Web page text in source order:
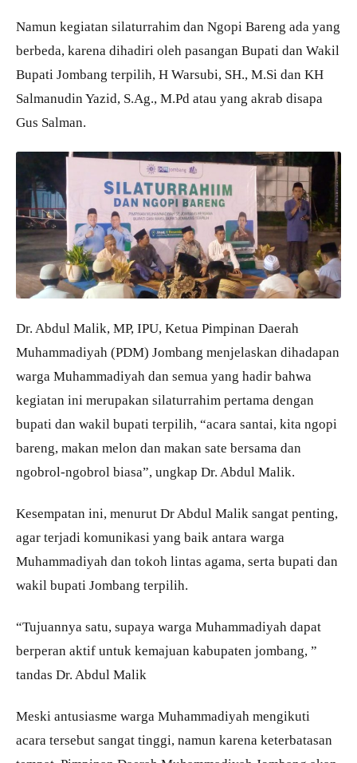
Namun kegiatan silaturrahim dan Ngopi Bareng ada yang
berbeda, karena dihadiri oleh pasangan Bupati dan Wakil
Bupati Jombang terpilih, H Warsubi, SH., M.Si dan KH
Salmanudin Yazid, S.Ag., M.Pd atau yang akrab disapa
Gus Salman.
Dr. Abdul Malik, MP, IPU, Ketua Pimpinan Daerah
Muhammadiyah (PDM) Jombang menjelaskan dihadapan
warga Muhammadiyah dan semua yang hadir bahwa
kegiatan ini merupakan silaturrahim pertama dengan
bupati dan wakil bupati terpilih, “acara santai, kita ngopi
bareng, makan melon dan makan sate bersama dan
ngobrol-ngobrol biasa”, ungkap Dr. Abdul Malik.
Kesempatan ini, menurut Dr Abdul Malik sangat penting,
agar terjadi komunikasi yang baik antara warga
Muhammadiyah dan tokoh lintas agama, serta bupati dan
wakil bupati Jombang terpilih.
“Tujuannya satu, supaya warga Muhammadiyah dapat
berperan aktif untuk kemajuan kabupaten jombang, ”
tandas Dr. Abdul Malik
Meski antusiasme warga Muhammadiyah mengikuti
acara tersebut sangat tinggi, namun karena keterbatasan